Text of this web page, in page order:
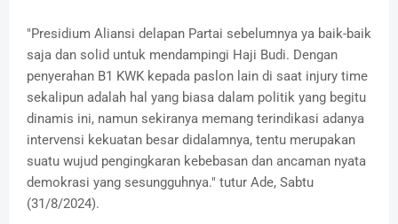
"Presidium Aliansi delapan Partai sebelumnya ya baik-baik
saja dan solid untuk mendampingi Haji Budi. Dengan
penyerahan B1 KWK kepada paslon lain di saat injury time
sekalipun adalah hal yang biasa dalam politik yang begitu
dinamis ini, namun sekiranya memang terindikasi adanya
intervensi kekuatan besar didalamnya, tentu merupakan
suatu wujud pengingkaran kebebasan dan ancaman nyata
demokrasi yang sesungguhnya." tutur Ade, Sabtu
(31/8/2024).